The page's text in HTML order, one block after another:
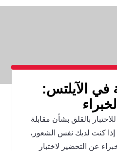
في الآيلتس:
بالقلق بشأن مقابلة
إذا كنت لديك نفس الشعور،
عن التحضير لاختبار